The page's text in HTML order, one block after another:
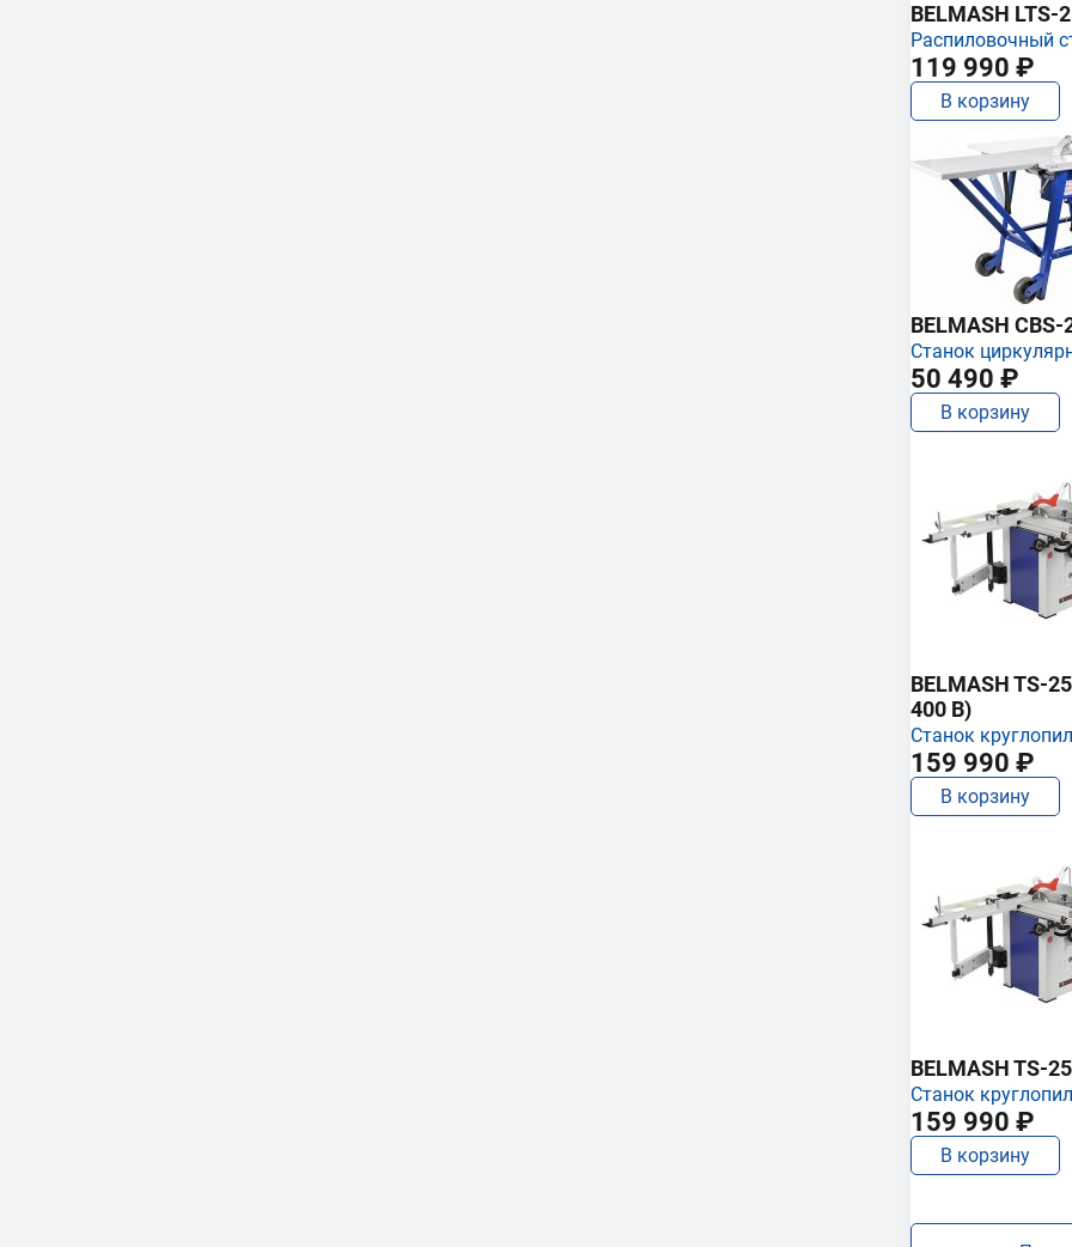
BELMASH LTS-
Распиловочный
119 990 ₽
В корзину
BELMASH CBS-
Станок
50 490 ₽
В корзину
BELMASH TS-
400 В)
Станок
159 990 ₽
В корзину
BELMASH TS-
Станок
159 990 ₽
В корзину